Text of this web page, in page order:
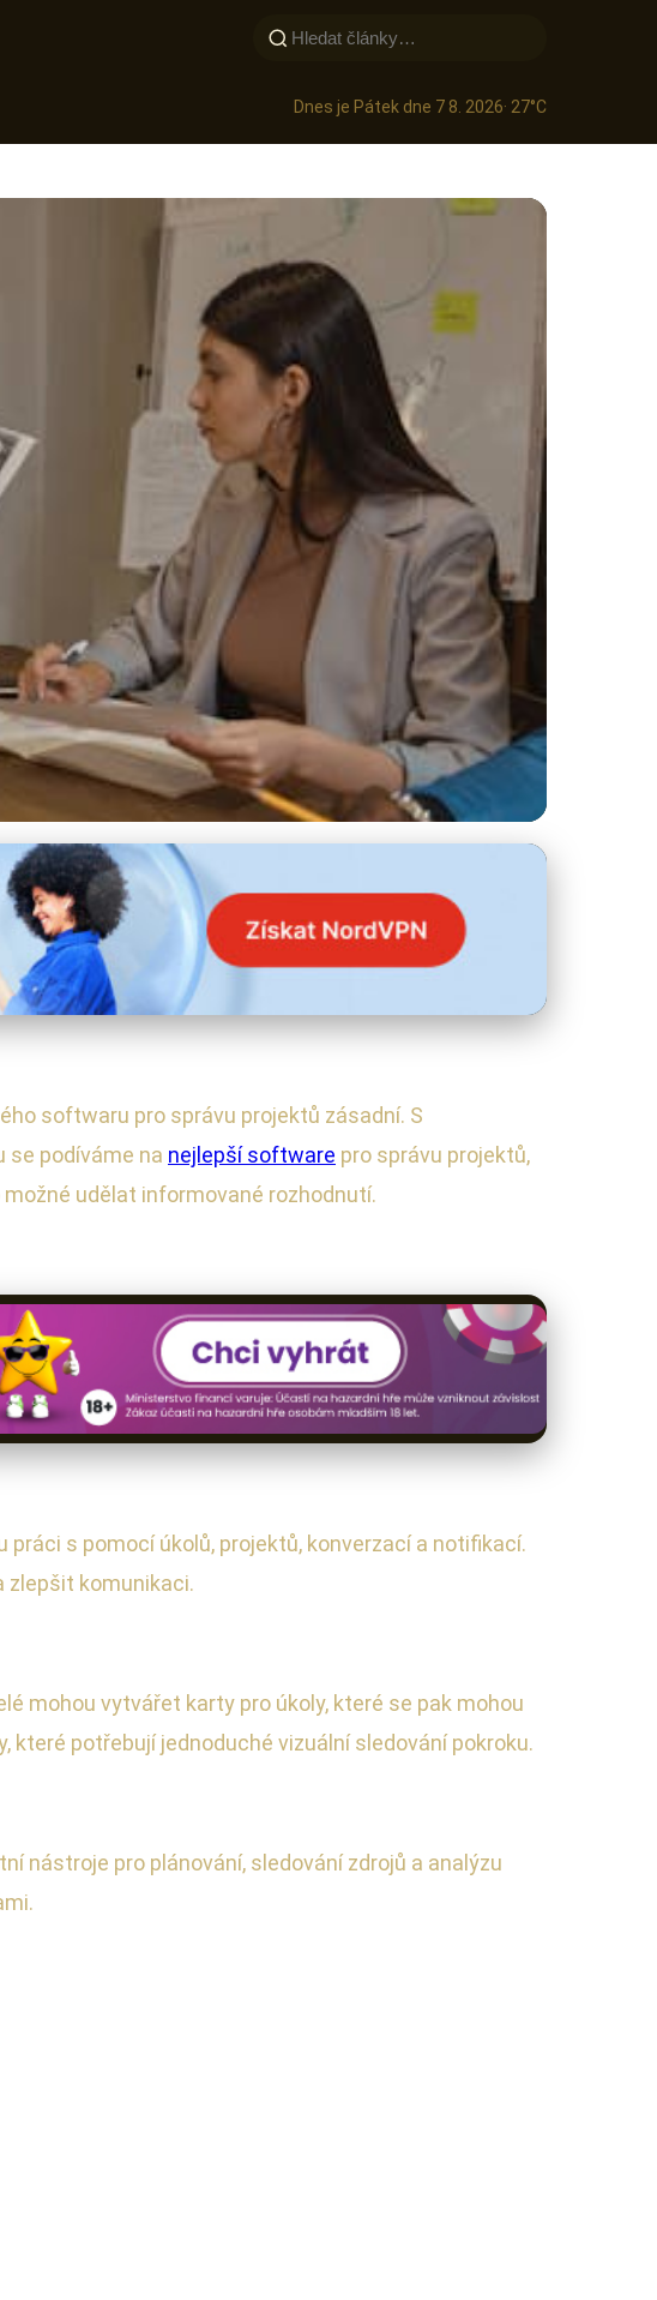
Dnes je Pátek dne 7 8. 2026· 27°C
Průvodce 2023
softwaru pro správu projektů zásadní. S
se podíváme na nejlepší software pro správu projektů,
udělat informované rozhodnutí.
s pomocí úkolů, projektů, konverzací a notifikací.
zlepšit komunikaci.
mohou vytvářet karty pro úkoly, které se pak mohou
potřebují jednoduché vizuální sledování pokroku.
nástroje pro plánování, sledování zdrojů a analýzu